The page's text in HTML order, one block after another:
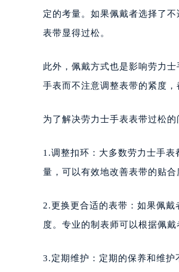
定的考量。如果佩戴者选择了
表带显得过松。
此外，佩戴方式也是影响劳力
手表而不注意调整表带的紧度，
为了解决劳力士手表表带过松
1.调整扣环：大多数劳力士手
量，可以有效地改善表带的贴合
2.更换更合适的表带：如果佩
度。专业的制表师可以根据佩
3.定期维护：定期的保养和维